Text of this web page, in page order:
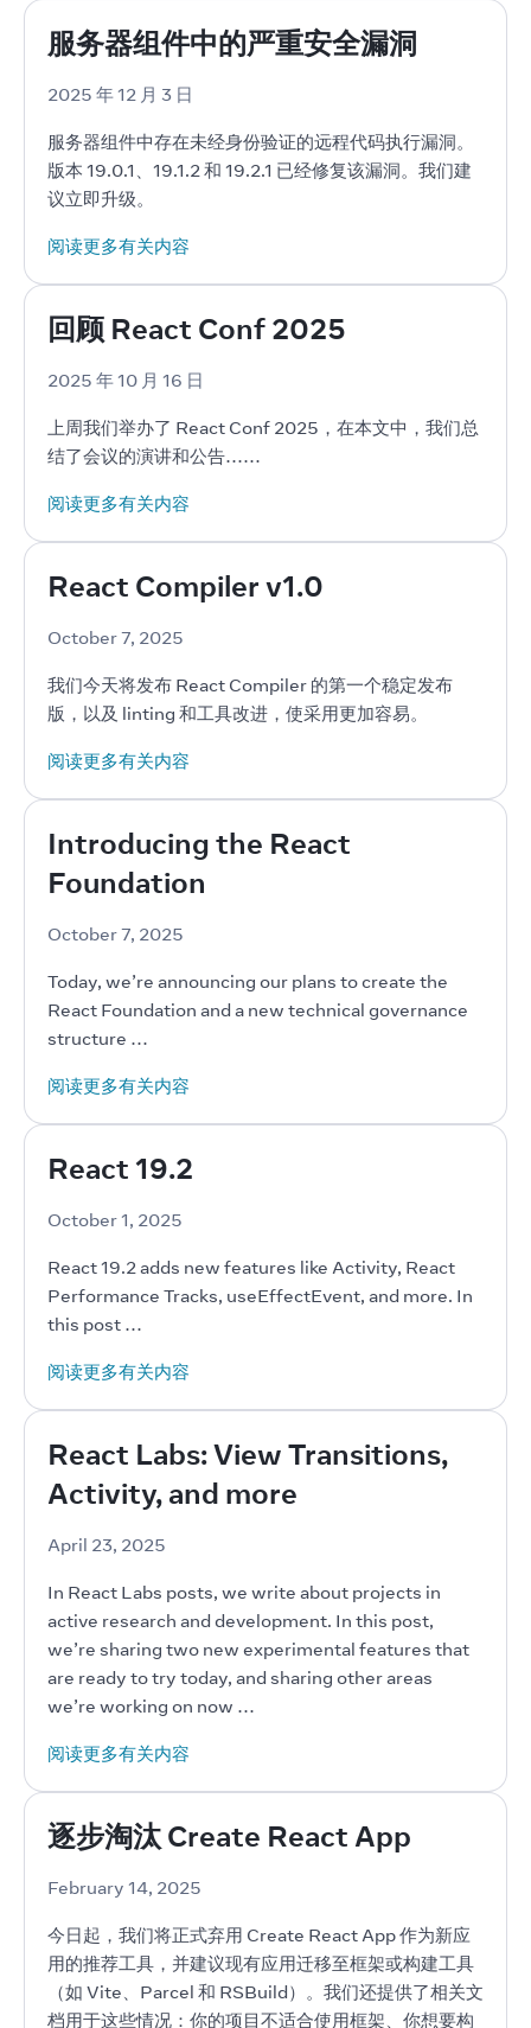
服务器组件中的严重安全漏洞
2025 年 12 月 3 日
服务器组件中存在未经身份验证的远程代码执行漏洞。
版本 19.0.1、19.1.2 和 19.2.1 已经修复该漏洞。我们建
议立即升级。
阅读更多有关内容
回顾 React Conf 2025
2025 年 10 月 16 日
上周我们举办了 React Conf 2025，在本文中，我们总
结了会议的演讲和公告……
阅读更多有关内容
React Compiler v1.0
October 7, 2025
我们今天将发布 React Compiler 的第一个稳定发布
版，以及 linting 和工具改进，使采用更加容易。
阅读更多有关内容
Introducing the React
Foundation
October 7, 2025
Today, we’re announcing our plans to create the
React Foundation and a new technical governance
structure …
阅读更多有关内容
React 19.2
October 1, 2025
React 19.2 adds new features like Activity, React
Performance Tracks, useEffectEvent, and more. In
this post …
阅读更多有关内容
React Labs: View Transitions,
Activity, and more
April 23, 2025
In React Labs posts, we write about projects in
active research and development. In this post,
we’re sharing two new experimental features that
are ready to try today, and sharing other areas
we’re working on now …
阅读更多有关内容
逐步淘汰 Create React App
February 14, 2025
今日起，我们将正式弃用 Create React App 作为新应
用的推荐工具，并建议现有应用迁移至框架或构建工具
（如 Vite、Parcel 和 RSBuild）。我们还提供了相关文
档用于这些情况：你的项目不适合使用框架、你想要构